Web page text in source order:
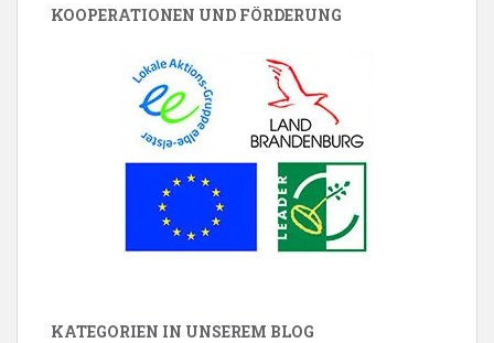
KOOPERATIONEN UND FÖRDERUNG
KATEGORIEN IN UNSEREM BLOG